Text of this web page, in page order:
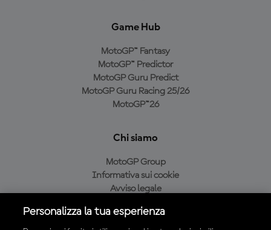
Game Hub
MotoGP™ Fantasy
MotoGP™ Predictor
MotoGP Guru Predict
MotoGP Guru Racing 25/26
MotoGP™26
Chi siamo
MotoGP Group
Informativa sui cookie
Avviso legale
Condizioni di acquisto
Personalizza la tua esperienza